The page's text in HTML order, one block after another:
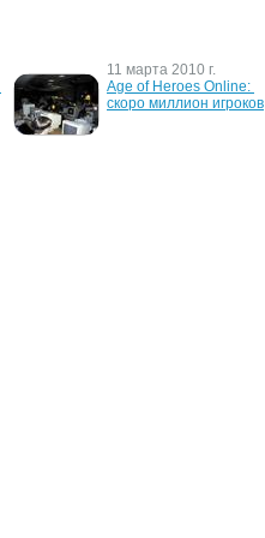
11 марта 2010 г.
Age of Heroes Online:
скоро миллион игроков